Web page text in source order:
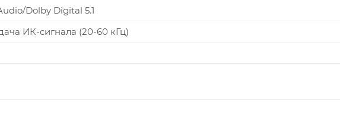
Dolby Digital 5.1
ИК-сигнала (20-60 кГц)